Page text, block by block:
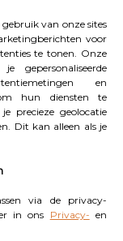
van onze sites
voor
te tonen. Onze
gepersonaliseerde
en
hun diensten te
precieze geolocatie
Dit kan alleen als je
via de privacy-
in ons Privacy- en
en
een
wat
huidige tijd,
heeft, is
Het
is
van de
vies